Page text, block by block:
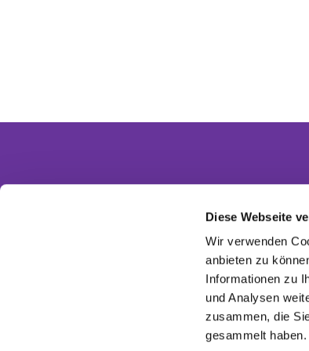
Diese Webseite
Wir verwenden
anbieten zu
Informationen zu
und Analysen
zusammen, die
gesammelt haben.
Partnergemeinden
Ev. Invitasgemeinde Glasow-Mahlow
Ev. Kirchengemeinde Dahlewitz-
Ev. Versöhnungsgemeinde Rangsdorf
Ev. Kirchenkreis Zossen-Fläming
EKBO - Evangelisch im Osten